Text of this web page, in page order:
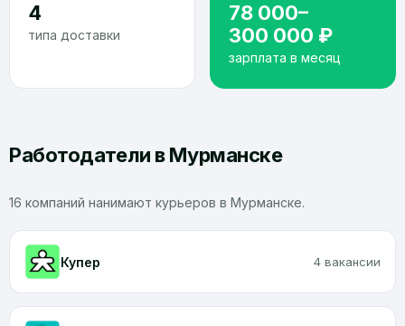
4
типа доставки
78 000–
300 000 ₽
зарплата в месяц
Работодатели в Мурманске
16 компаний нанимают курьеров в Мурманске.
Купер 4 вакансии